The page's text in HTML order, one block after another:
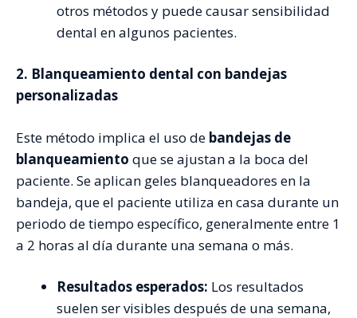
otros métodos y puede causar sensibilidad
dental en algunos pacientes.
2. Blanqueamiento dental con bandejas
personalizadas
Este método implica el uso de bandejas de
blanqueamiento que se ajustan a la boca del
paciente. Se aplican geles blanqueadores en la
bandeja, que el paciente utiliza en casa durante un
periodo de tiempo específico, generalmente entre 1
a 2 horas al día durante una semana o más.
Resultados esperados: Los resultados
suelen ser visibles después de una semana,